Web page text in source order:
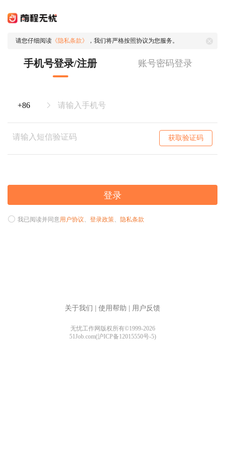
请您仔细阅读 《隐私条款》 ，我们将严格按照协议为您服务。
手机号登录/注册 账号密码登录
获取验证码
登录
我已阅读并同意用户协议、 登录政策、 隐私条款
关于我们 使用帮助 用户反馈
无忧工作网版权所有©1999-2026
51Job.com(沪ICP备12015550号-5)